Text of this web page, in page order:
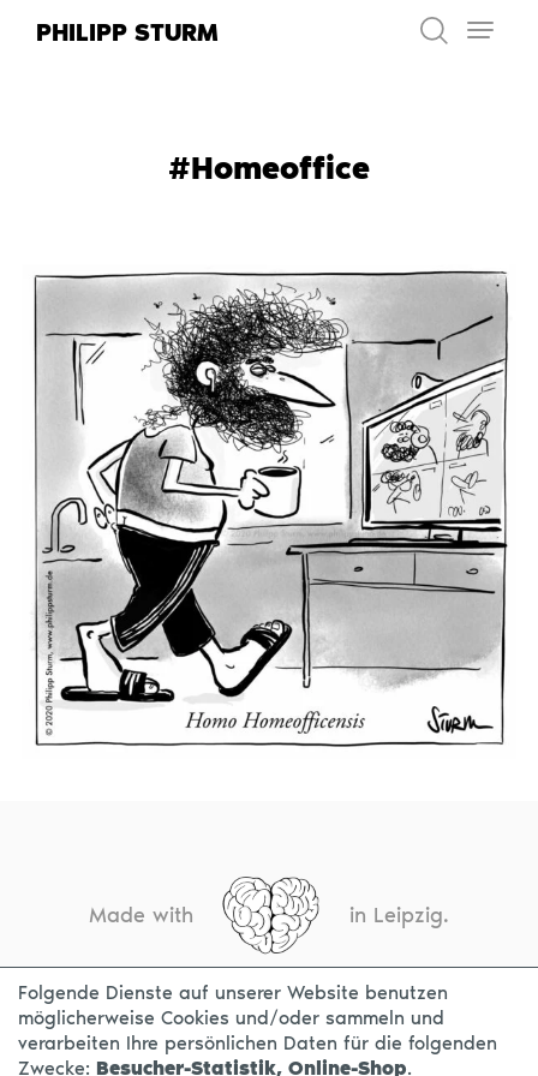
InhaltPHILIPP STURM
#Homeoffice
Made with in Leipzig.
KONTAKT IMPRESSUM DATENSCHUTZ
Folgende Dienste auf unserer Website benutzen
möglicherweise Cookies und/oder sammeln und
verarbeiten Ihre persönlichen Daten für die folgenden
Zwecke: Besucher-Statistik, Online-Shop.